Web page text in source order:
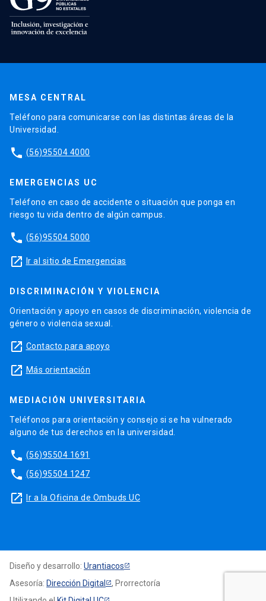
MESA CENTRAL
Teléfono para comunicarse con las distintas áreas de la
Universidad.
phone (56)95504 4000
EMERGENCIAS UC
Teléfono en caso de accidente o situación que ponga en
riesgo tu vida dentro de algún campus.
phone (56)95504 5000
launch Ir al sitio de Emergencias
DISCRIMINACIÓN Y VIOLENCIA
Orientación y apoyo en casos de discriminación, violencia de
género o violencia sexual.
launch Contacto para apoyo
launch Más orientación
MEDIACIÓN UNIVERSITARIA
Teléfonos para orientación y consejo si se ha vulnerado
alguno de tus derechos en la universidad.
phone (56)95504 1691
phone (56)95504 1247
launch Ir a la Oficina de Ombuds UC
Diseño y desarrollo: Urantiacos
Asesoría: Dirección Digital
, Prorrectoría